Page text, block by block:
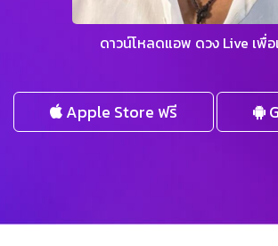
ดาวน์โหลดแอพ ดวง Live เพื่
Apple Store ฟรี